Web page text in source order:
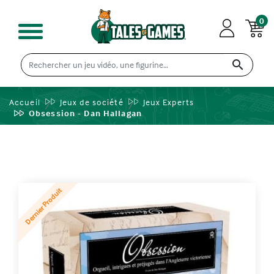

0
Accueil Jeux de société
Jeux Experts
Obsession - Dan Hallagan
Dernier Produit